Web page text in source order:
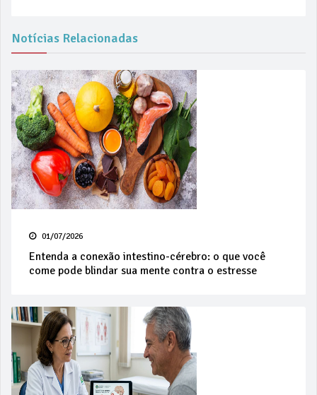
Notícias Relacionadas
01/07/2026
Entenda a conexão intestino-cérebro: o que você
come pode blindar sua mente contra o estresse